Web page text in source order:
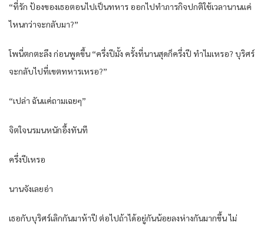
“ที่รัก ป้องของเธอตอนไปเป็นทหาร ออกไปทำภารกิจปกติใช้เวลานานแค่
ไหนกว่าจะกลับมา?”
โพนี่ตกตะลึง ก่อนพูดขึ้น “ครึ่งปีมั้ง ครั้งที่นานสุดก็ครึ่งปี ทำไมเหรอ? บุริศร์
จะกลับไปที่เขตทหารเหรอ?”
“เปล่า ฉันแค่ถามเฉยๆ”
จิตใจนรมนหนักอึ้งทันที
ครึ่งปีเหรอ
นานจังเลยอ่า
เธอกับบุริศร์เลิกกันมาห้าปี ต่อไปถ้าได้อยู่กันน้อยลงห่างกันมากขึ้น ไม่